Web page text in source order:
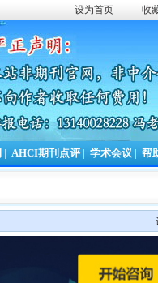
设为首页 收
AHCI期刊点评 学术会议 帮